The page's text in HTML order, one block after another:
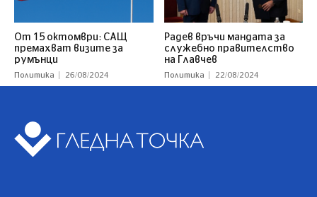
От 15 октомври: САЩ
премахват визите за
румънци
Политика 26/08/2024
Радев връчи мандата за
служебно правителство
на Главчев
Политика 22/08/2024